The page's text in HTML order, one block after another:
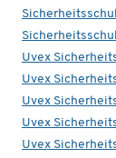
Uvex
Uvex
Uvex
Uvex
Uvex